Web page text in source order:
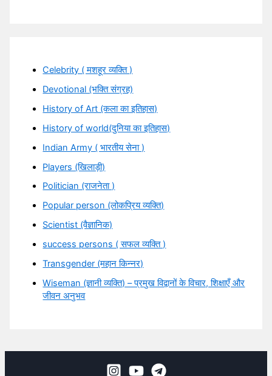
Celebrity ( मशहूर व्यक्ति )
Devotional (भक्ति संग्रह)
History of Art (कला का इतिहास)
History of world(दुनिया का इतिहास)
Indian Army ( भारतीय सेना )
Players (खिलाड़ी)
Politician (राजनेता )
Popular person (लोकप्रिय व्यक्ति)
Scientist (वैज्ञानिक)
success persons ( सफल व्यक्ति )
Transgender (महान किन्नर)
Wiseman (ज्ञानी व्यक्ति) – प्रमुख विद्वानों के विचार, शिक्षाएँ और
जीवन अनुभव